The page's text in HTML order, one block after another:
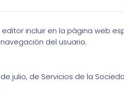
editor incluir en la página web
del usuario.
julio, de Servicios de la